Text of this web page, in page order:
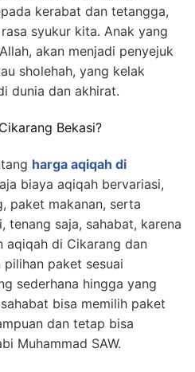
kerabat dan tetangga,
syukur kita. Anak yang
akan menjadi penyejuk
sholehah, yang kelak
dunia dan akhirat.
Bekasi?
harga aqiqah di
biaya aqiqah bervariasi,
paket makanan, serta
tenang saja, sahabat, karena
aqiqah di Cikarang dan
paket sesuai
sederhana hingga yang
bisa memilih paket
dan tetap bisa
Muhammad SAW.